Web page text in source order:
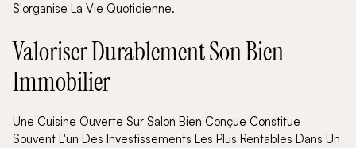
S'organise La Vie Quotidienne.
Valoriser Durablement Son Bien
Immobilier
Une Cuisine Ouverte Sur Salon Bien Conçue Constitue
Souvent L'un Des Investissements Les Plus Rentables Dans Un